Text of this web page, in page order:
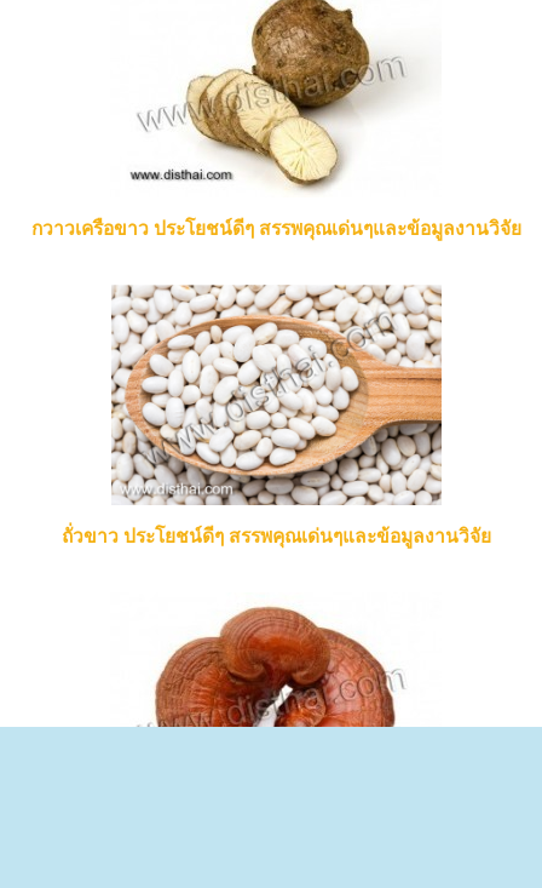
กวาวเครือขาว ประโยชน์ดีๆ สรรพคุณเด่นๆและข้อมูลงานวิจัย
ถั่วขาว ประโยชน์ดีๆ สรรพคุณเด่นๆและข้อมูลงานวิจัย